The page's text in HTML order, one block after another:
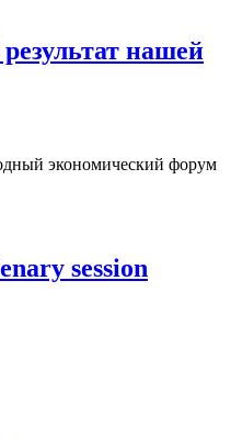
нашей
экономический форум
session